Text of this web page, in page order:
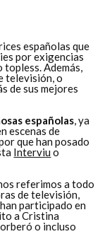
españolas que
por exigencias
topless. Además,
televisión, o
de sus mejores
españolas, ya
escenas de
que han posado
Interviu o
referimos a todo
de televisión,
participado en
a Cristina
o incluso